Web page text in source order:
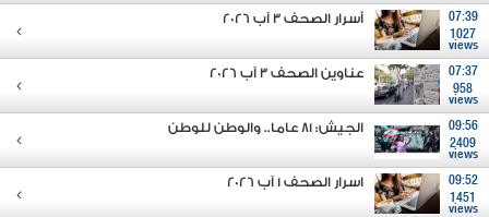
07:39
1027
views
أسرار الصحف 3 آب 2026
07:37
958
views
عناوين الصحف 3 آب 2026
09:56
2409
views
الجيش: 81 عاما.. والوطن للوطن
09:52
1451
views
اسرار الصحف 1 آب 2026